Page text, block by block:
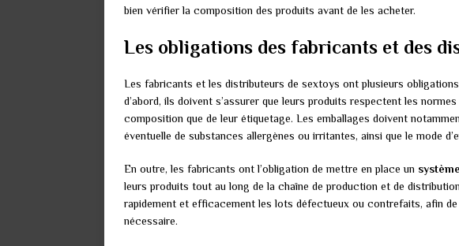
bien vérifier la composition des produits avant de les acheter.
Les obligations des fabricants et des
Les fabricants et les distributeurs de sextoys ont plusieurs
d’abord, ils doivent s’assurer que leurs produits respectent les
composition que de leur étiquetage. Les emballages doivent
éventuelle de substances allergènes ou irritantes, ainsi que le mode
En outre, les fabricants ont l’obligation de mettre en place un
leurs produits tout au long de la chaîne de production et de
rapidement et efficacement les lots défectueux ou contrefaits, afin
nécessaire.